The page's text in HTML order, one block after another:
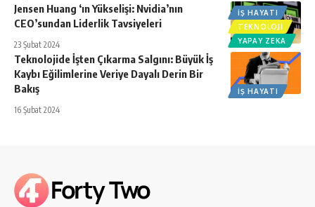
İŞ HAYATI
TEKNOLOJI
YAPAY ZEKA
Jensen Huang ‘ın Yükselişi: Nvidia’nın
CEO’sundan Liderlik Tavsiyeleri
23 Şubat 2024
İŞ HAYATI
Teknolojide İşten Çıkarma Salgını: Büyük İş
Kaybı Eğilimlerine Veriye Dayalı Derin Bir
Bakış
16 Şubat 2024